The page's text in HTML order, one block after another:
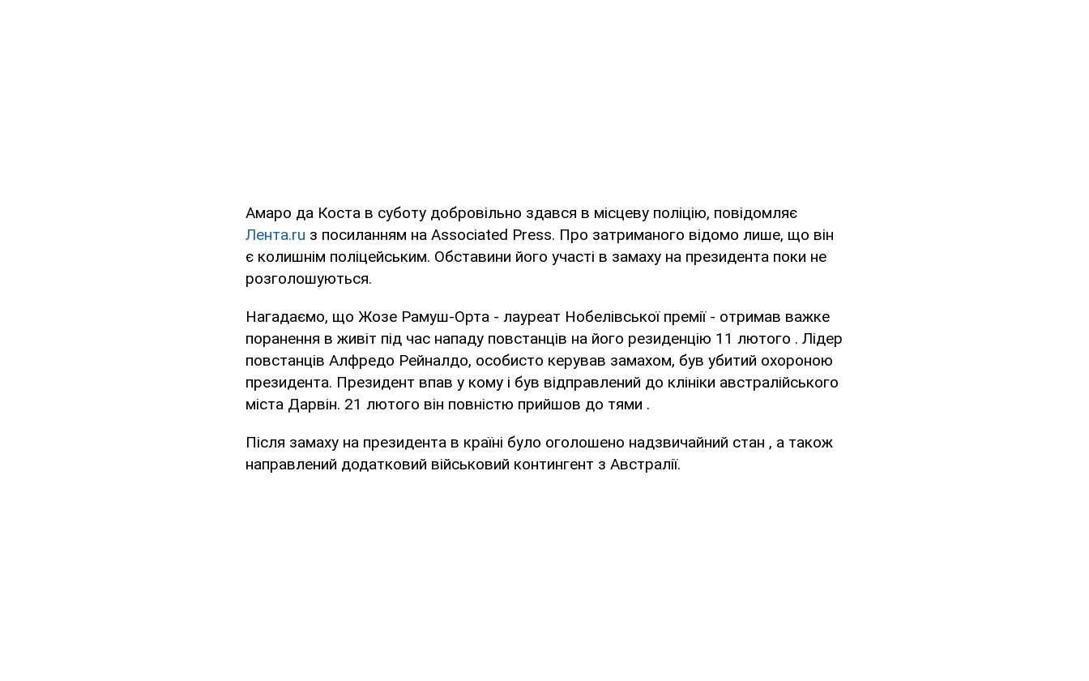
Амаро да Коста в суботу добровільно здався в місцеву поліцію, повідомляє
Лента.ru з посиланням на Associated Press. Про затриманого відомо лише, що він
є колишнім поліцейським. Обставини його участі в замаху на президента поки не
розголошуються.
Нагадаємо, що Жозе Рамуш-Орта - лауреат Нобелівської премії - отримав важке
поранення в живіт під час нападу повстанців на його резиденцію 11 лютого . Лідер
повстанців Алфредо Рейналдо, особисто керував замахом, був убитий охороною
президента. Президент впав у кому і був відправлений до клініки австралійського
міста Дарвін. 21 лютого він повністю прийшов до тями .
Після замаху на президента в країні було оголошено надзвичайний стан , а також
направлений додатковий військовий контингент з Австралії.